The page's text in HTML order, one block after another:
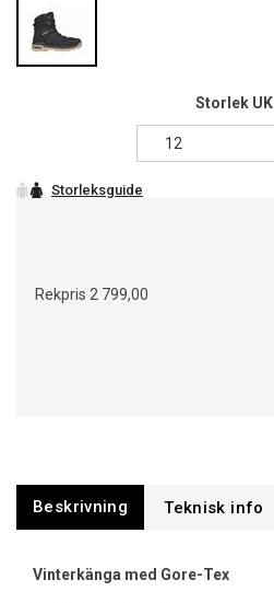
Storlek UK
12
Rekpris 2 799,00
Beskrivning
Vinterkänga med Gore-Tex